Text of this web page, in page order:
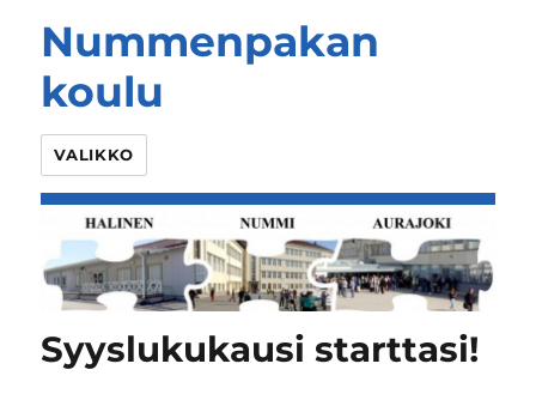
Nummenpakan
koulu
VALIKKO
Syyslukukausi starttasi!